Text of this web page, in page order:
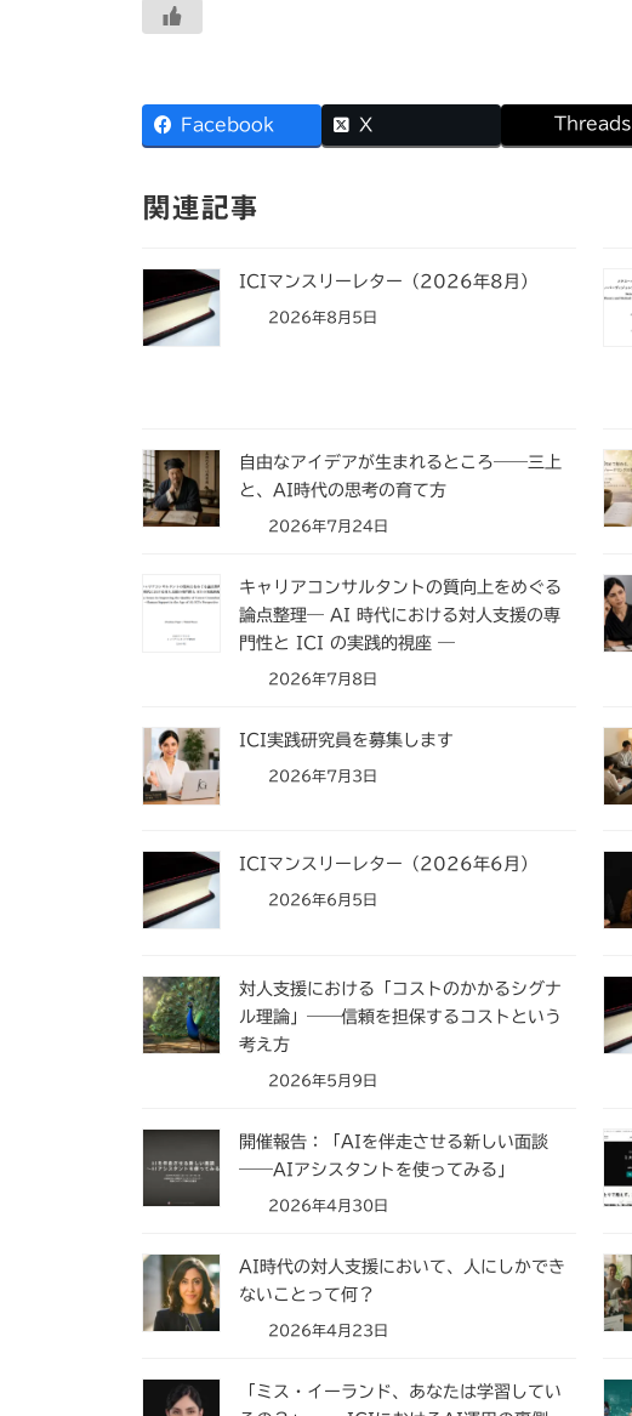
Facebook X Threads
関連記事
ICIマンスリーレター（2026年8月）
2026年8月5日
自由なアイデアが生まれるところ――三上
と、AI時代の思考の育て方
2026年7月24日
キャリアコンサルタントの質向上をめぐる
論点整理― AI 時代における対人支援の専
門性と ICI の実践的視座 ―
2026年7月8日
ICI実践研究員を募集します
2026年7月3日
ICIマンスリーレター（2026年6月）
2026年6月5日
対人支援における「コストのかかるシグナ
ル理論」――信頼を担保するコストという
考え方
2026年5月9日
開催報告：「AIを伴走させる新しい面談
――AIアシスタントを使ってみる」
2026年4月30日
AI時代の対人支援において、人にしかでき
ないことって何？
2026年4月23日
「ミス・イーランド、あなたは学習してい